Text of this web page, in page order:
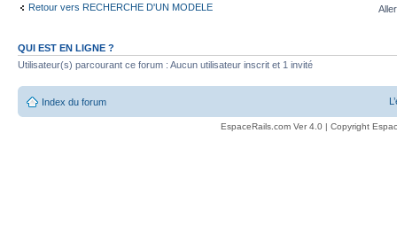
Retour vers RECHERCHE D'UN MODELE
QUI EST EN LIGNE ?
Utilisateur(s) parcourant ce forum : Aucun utilisateur inscrit et 1 invité
Index du forum
EspaceRails.com Ver 4.0 | Copyright